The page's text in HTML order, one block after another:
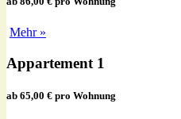
Mehr »
Appartement 1
ab 65,00 € pro Wohnung